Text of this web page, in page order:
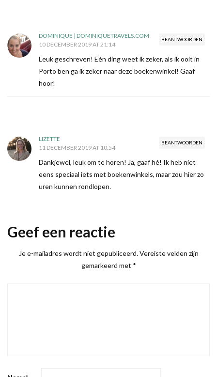
BEANTWOORDEN
DOMINIQUE | DOMINIQUETRAVELS.COM
10 DECEMBER 2019 AT 21:14
Leuk geschreven! Eén ding weet ik zeker, als ik ooit in
Porto ben ga ik zeker naar deze boekenwinkel! Gaaf
hoor!
BEANTWOORDEN
LIZETTE
11 DECEMBER 2019 AT 10:54
Dankjewel, leuk om te horen! Ja, gaaf hé! Ik heb niet
eens speciaal iets met boekenwinkels, maar zou hier zo
uren kunnen rondlopen.
Geef een reactie
Je e-mailadres wordt niet gepubliceerd. Vereiste velden zijn
gemarkeerd met *